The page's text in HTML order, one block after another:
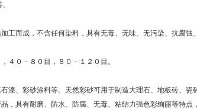
工而成，不含任何染料，具有无毒、无味、无污染、抗腐蚀
４０－８０目，８０－１２０目。
漆、彩砂涂料等。天然彩砂可用于制造大理石、地板砖、
，具有耐磨、防水、防腐、无毒、粘结力强色彩绚丽等特